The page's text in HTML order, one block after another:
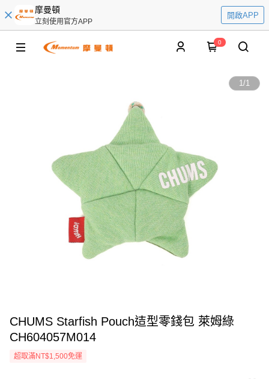
摩曼頓
立刻使用官方APP
開啟APP
0
1/1
CHUMS Starfish Pouch迼型零錢包 萊姆綠
CH604057M014
超取滿NT$1,500免運